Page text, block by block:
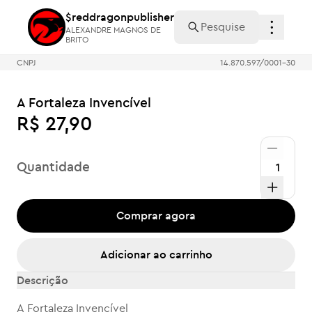
$reddragonpublisher
ALEXANDRE MAGNOS DE
BRITO
$reddragonpublisher
ALEXANDRE MAGNOS DE
BRITO
CNPJ 14.870.597/0001-30
A Fortaleza Invencível
R$ 27,90
Quantidade
Comprar agora
Adicionar ao carrinho
Descrição
A Fortaleza Invencível